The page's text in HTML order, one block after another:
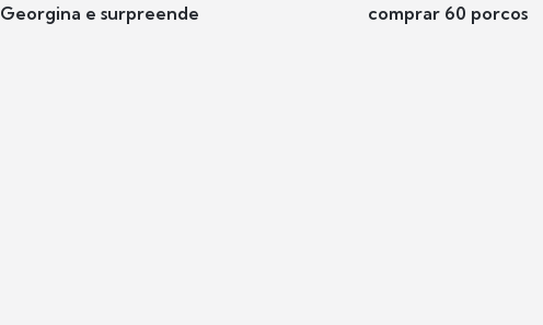
Georgina e surpreende
comprar 60 porcos